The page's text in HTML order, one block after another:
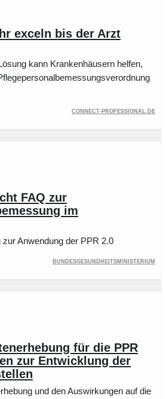
exceln bis der Arzt
kann Krankenhäusern helfen,
connect-professional.de
FAQ zur
im
Anwendung der PPR 2.0
Bundesgesundheitsministerium
für die PPR
zur Entwicklung der
und den Auswirkungen auf die